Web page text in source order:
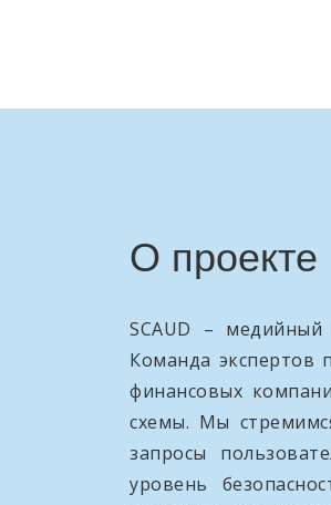
О проекте
SCAUD – медийный
Команда экспертов
финансовых
схемы. Мы
запросы
уровень